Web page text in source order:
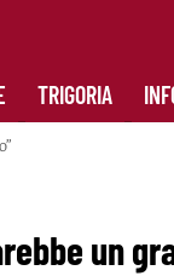
TRIGORIA
un